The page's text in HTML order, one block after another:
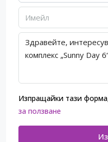
Изпращайки тази
за ползване